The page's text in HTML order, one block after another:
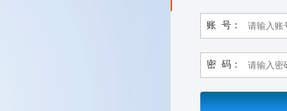
账 号：
密 码：